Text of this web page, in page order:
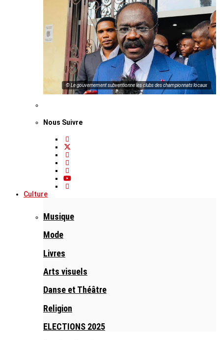
© Le gouvernement subventionne les clubs des championnats locaux
Nous Suivre
Culture
Musique
Mode
Livres
Arts visuels
Danse et Théâtre
Religion
ELECTIONS 2025